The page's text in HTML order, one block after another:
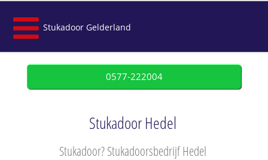
Stukadoor Gelderland
0577-222004
Stukadoor Hedel
Stukadoor? Stukadoorsbedrijf Hedel